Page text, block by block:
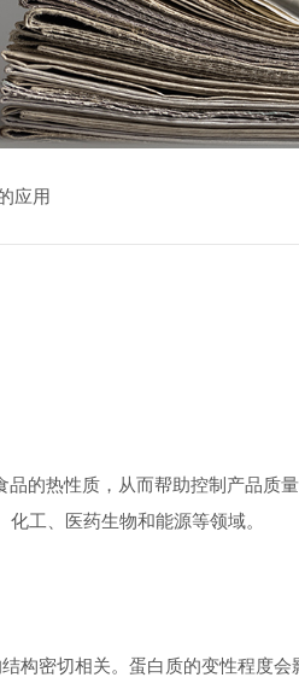
基础款|STA300系列
炭黑分散度检测仪
应用
的热性质，从而帮助控制产品质
工、医药生物和能源等领域。
密切相关。蛋白质的变性程度会